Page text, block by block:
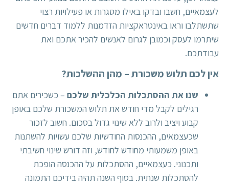
לעצמאיים, חשבו ובדקו באילו מסגרות או פעילויות רצוי
שתשתלבו וראו באינטראקציות הזדמנות ללמוד דברים חדשים
שיתרמו לעסק וכמובן לגרום לאנשים להכיר אתכם ואת
עבודתכם.
אין לכם תלוש משכורת – מהן ההשלכות?
שנו את ההסתכלות הכלכלית שלכם – כשכירים אתם
רגילים לקבל מדי חודש את תלוש המשכורת שלכם באופן
קבוע ויציב ולרוב ללא שינוי גדול בסכום. חשוב לזכור
שכעצמאים, ההכנסות החודשיות שלכם עשויות להשתנות
באופן משמעותי מחודש לחודש, וזה דורש שינוי חשיבתי
ותכנוני. כעצמאיים, ההסתכלות על ההכנסה הופכת
להסתכלות שנתית. בסוף השנה תהיה בידיכם התמונה